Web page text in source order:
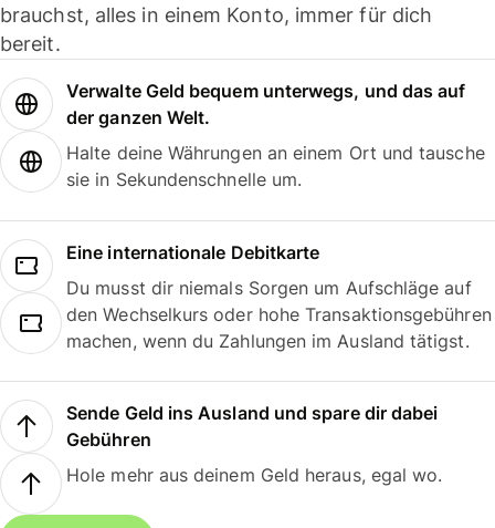
brauchst, alles in einem Konto, immer für dich
bereit.
Verwalte Geld bequem unterwegs, und das auf
der ganzen Welt.
Halte deine Währungen an einem Ort und tausche
sie in Sekundenschnelle um.
Eine internationale Debitkarte
Du musst dir niemals Sorgen um Aufschläge auf
den Wechselkurs oder hohe Transaktionsgebühren
machen, wenn du Zahlungen im Ausland tätigst.
Sende Geld ins Ausland und spare dir dabei
Gebühren
Hole mehr aus deinem Geld heraus, egal wo.